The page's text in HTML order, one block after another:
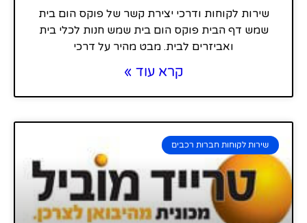
שירות לקוחות ודרכי יצירת קשר של פוקס הום בית
שמש דף הבית פוקס הום בית שמש חנות לכלי בית
ואביזרים לבית. מבט מהיר על דרכי
קרא עוד »
שירות לקוחות חברות רכבים